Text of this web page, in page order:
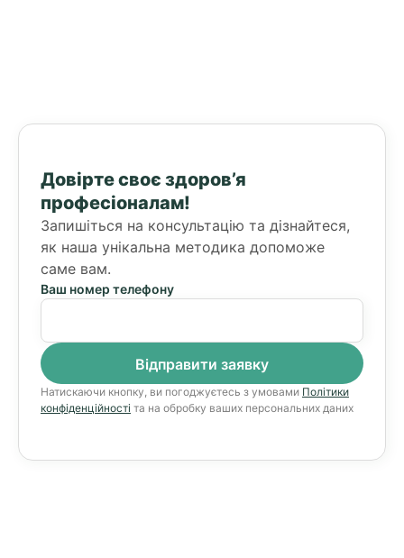
Довірте своє здоров’я
професіоналам!
Запишіться на консультацію та дізнайтеся,
як наша унікальна методика допоможе
саме вам.
Ваш номер телефону
Натискаючи кнопку, ви погоджуєтесь з умовами Політики
конфіденційності та на обробку ваших персональних даних